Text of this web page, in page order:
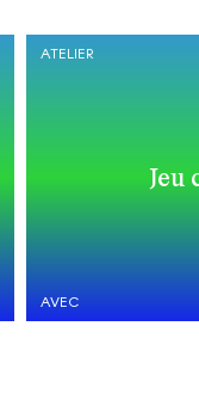
Jeu
ATELIER
AVEC